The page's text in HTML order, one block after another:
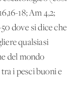
18; Am 4,2;
dove si dice che
qualsiasi
del mondo
i pesci buoni e